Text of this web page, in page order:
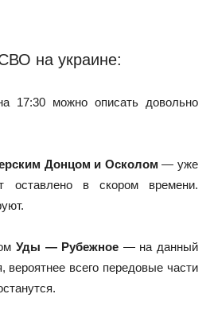
на украине:
17:30 можно описать довольно
Донцом и Осколом — уже
оставлено в скором времени.
Уды — Рубежное — на данный
вероятнее всего передовые части